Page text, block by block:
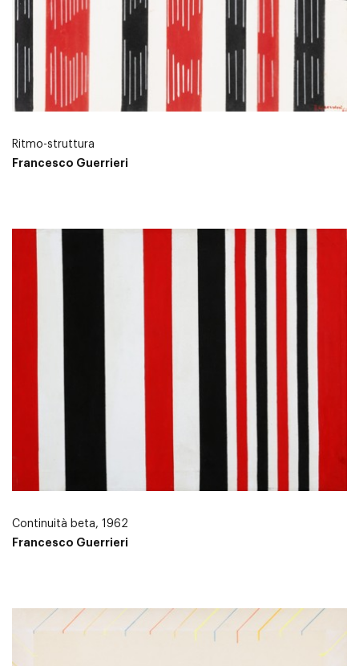
Ritmo-struttura
Francesco Guerrieri
Continuità beta, 1962
Francesco Guerrieri